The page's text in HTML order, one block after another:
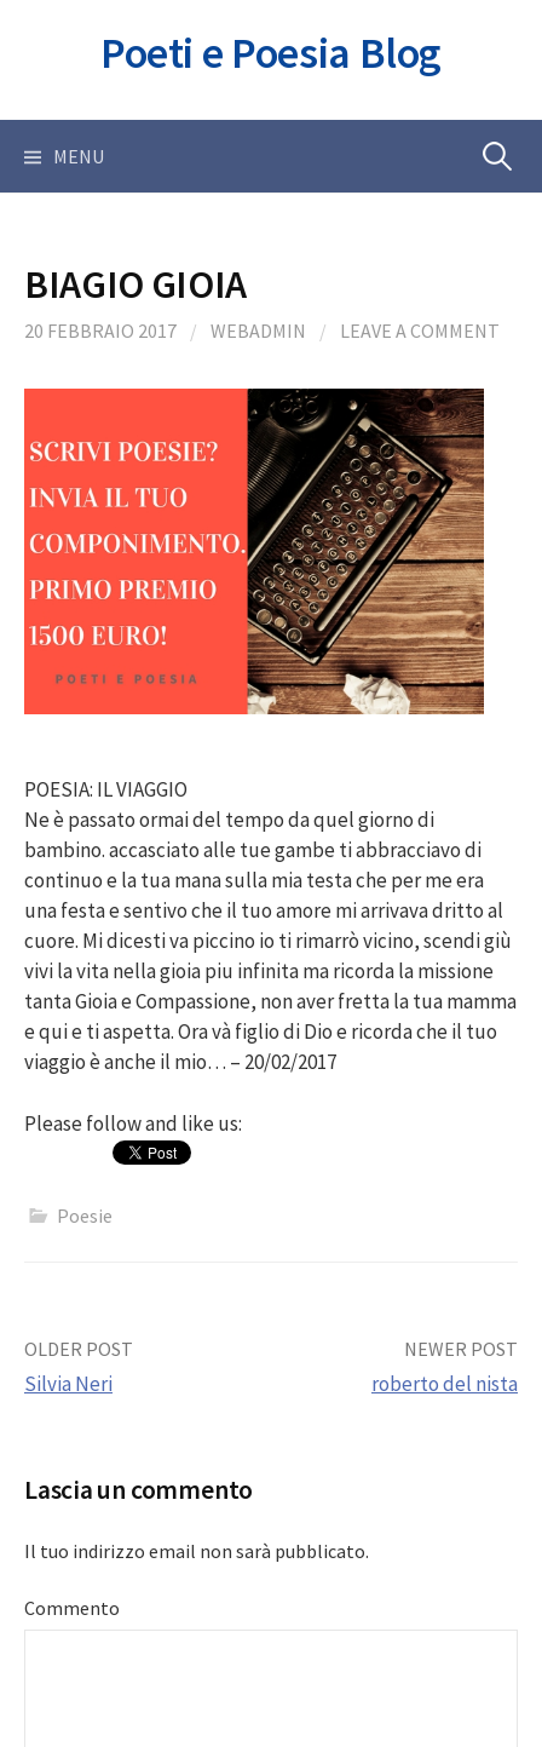
Poeti e Poesia Blog
MENU Ricerca
BIAGIO GIOIA
20 FEBBRAIO 2017 / WEBADMIN / LEAVE A COMMENT
POESIA: IL VIAGGIO
Ne è passato ormai del tempo da quel giorno di
bambino. accasciato alle tue gambe ti abbracciavo di
continuo e la tua mana sulla mia testa che per me era
una festa e sentivo che il tuo amore mi arrivava dritto al
cuore. Mi dicesti va piccino io ti rimarrò vicino, scendi giù
vivi la vita nella gioia piu infinita ma ricorda la missione
tanta Gioia e Compassione, non aver fretta la tua mamma
e qui e ti aspetta. Ora và figlio di Dio e ricorda che il tuo
viaggio è anche il mio… – 20/02/2017
Please follow and like us:
Poesie
Post
OLDER POST
Silvia Neri
NEWER POST
roberto del nista
Lascia un commento
Il tuo indirizzo email non sarà pubblicato.
Commento